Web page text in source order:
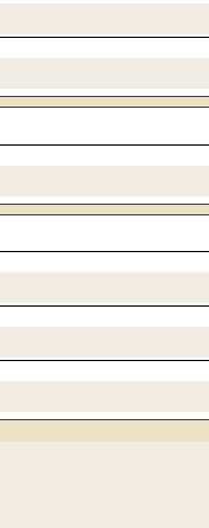
formes nouvelles,
son cahier intitulé«